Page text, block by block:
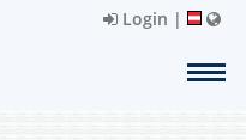
Login |